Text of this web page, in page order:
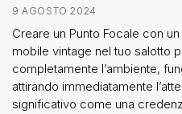
9 AGOSTO 2024
Creare un Punto Focale con
mobile vintage nel tuo salotto
completamente l’ambiente,
attirando immediatamente
significativo come una